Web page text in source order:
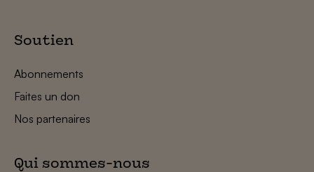
Soutien
Abonnements
Faites un don
Nos partenaires
Qui sommes-nous